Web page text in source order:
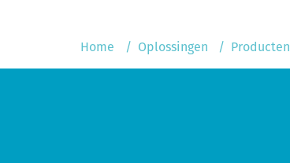
Home Oplossingen Producten